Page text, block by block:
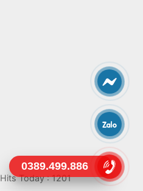
Hits Today : 1201
0389.499.886